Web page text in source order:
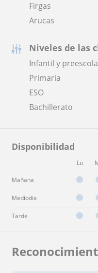
Firgas
Arucas
Niveles de las
Infantil y
Primaria
ESO
Bachillerato
Disponibilidad
Lu
Mañana
Mediodía
Tarde